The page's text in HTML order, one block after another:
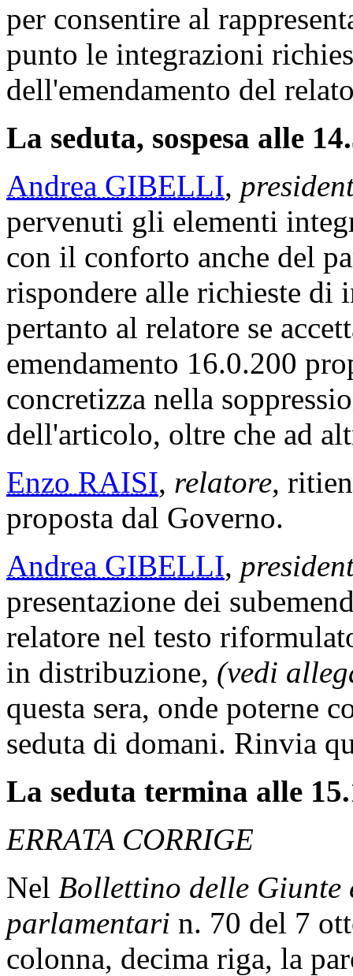
per consentire al
punto le integrazioni
dell'emendamento del
La seduta, sospesa alle
Andrea GIBELLI,
pervenuti gli elementi
con il conforto anche del
rispondere alle richieste di
pertanto al relatore se
emendamento 16.0.200
concretizza nella
dell'articolo, oltre che ad
Enzo RAISI, relatore,
proposta dal Governo.
Andrea GIBELLI,
presentazione dei
relatore nel testo
in distribuzione, (vedi
questa sera, onde poterne
seduta di domani. Rinvia
La seduta termina alle
ERRATA CORRIGE
Nel Bollettino delle Giunte
parlamentari n. 70 del 7
colonna, decima riga, la